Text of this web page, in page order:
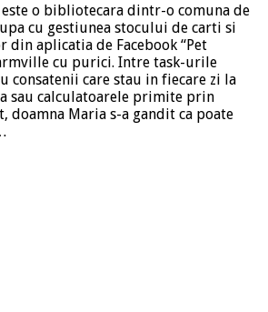
o bibliotecara dintr-o comuna de
cu gestiunea stocului de carti si
din aplicatia de Facebook “Pet
cu purici. Intre task-urile
consatenii care stau in fiecare zi la
sau calculatoarele primite prin
doamna Maria s-a gandit ca poate